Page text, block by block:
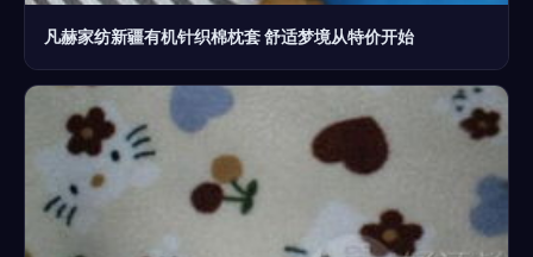
凡赫家纺新疆有机针织棉枕套 舒适梦境从特价开始